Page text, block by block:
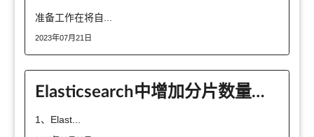
准备工作在将自...
2023年07月21日
Elasticsearch中增加分片数量聚合会不会变快
1、Elast...